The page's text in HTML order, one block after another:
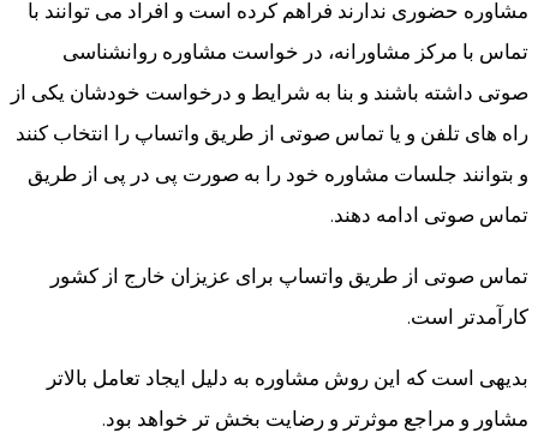
مشاوره حضوری ندارند فراهم کرده است و افراد می توانند با
تماس با مرکز مشاورانه، در خواست مشاوره روانشناسی
صوتی داشته باشند و بنا به شرایط و درخواست خودشان یکی از
راه های تلفن و یا تماس صوتی از طریق واتساپ را انتخاب کنند
و بتوانند جلسات مشاوره خود را به صورت پی در پی از طریق
تماس صوتی ادامه دهند.
تماس صوتی از طریق واتساپ برای عزیزان خارج از کشور
کارآمدتر است.
بدیهی است که این روش مشاوره به دلیل ایجاد تعامل بالاتر
مشاور و مراجع موثرتر و رضایت بخش تر خواهد بود.